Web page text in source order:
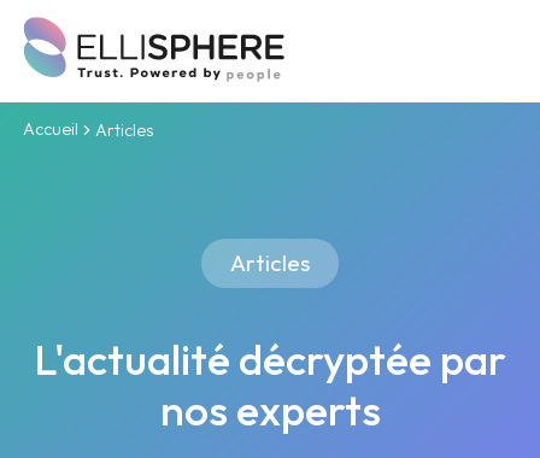
Accueil Articles
Articles
L'actualité décryptée par
nos experts